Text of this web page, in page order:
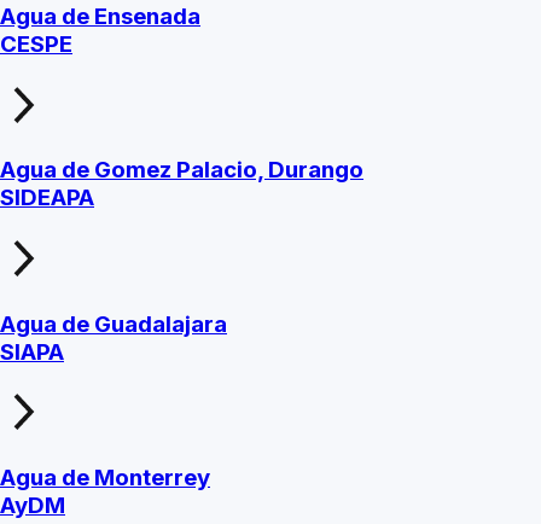
Agua de Ensenada
CESPE
Agua de Gomez Palacio, Durango
SIDEAPA
Agua de Guadalajara
SIAPA
Agua de Monterrey
AyDM